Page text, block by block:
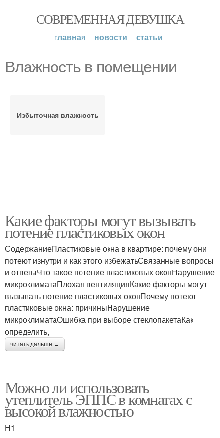
СОВРЕМЕННАЯ ДЕВУШКА
главная новости статьи
Влажность в помещении
Избыточная влажность
Какие факторы могут вызывать
потение пластиковых окон
СодержаниеПластиковые окна в квартире: почему они
потеют изнутри и как этого избежатьСвязанные вопросы
и ответыЧто такое потение пластиковых оконНарушение
микроклиматаПлохая вентиляцияКакие факторы могут
вызывать потение пластиковых оконПочему потеют
пластиковые окна: причиныНарушение
микроклиматаОшибка при выборе стеклопакетаКак
определить,
читать дальше →
Можно ли использовать
утеплитель ЭППС в комнатах с
высокой влажностью
H1